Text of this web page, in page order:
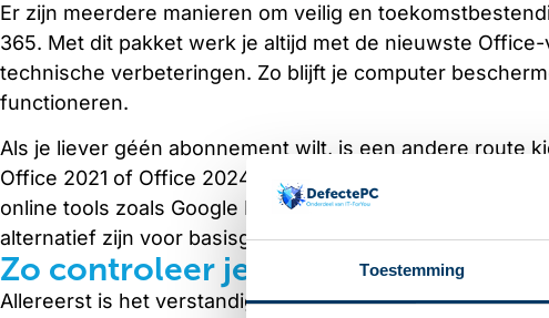
Toestemming
Er zijn meerdere manieren om veilig en
365. Met dit pakket werk je altijd met de nieuwste
technische verbeteringen. Zo blijft je computer
functioneren.
Als je liever géén abonnement wilt, is een andere route
Office 2021 of Office 2024 LTSC. Richt je liever op
online tools zoals Google Docs, Sheets en Slides een
alternatief zijn voor basisgebruik.
Zo controleer je eenvoudig je
Allereerst is het verstandig om te controleren welke